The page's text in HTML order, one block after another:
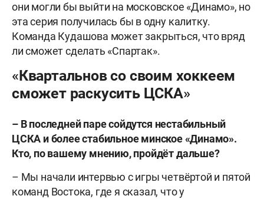
они могли бы выйти на московское «Динамо», но
эта серия получилась бы в одну калитку.
Команда Кудашова может закрыться, что вряд
ли сможет сделать «Спартак».
«Квартальнов со своим хоккеем
сможет раскусить ЦСКА»
– В последней паресойдутся нестабильный
ЦСКА иболеестабильное минское«Динамо».
Кто, по вашему мнению,пройдётдальше?
– Мы начали интервью с игры четвёртой и пятой
команд Востока, где я сказал, что у